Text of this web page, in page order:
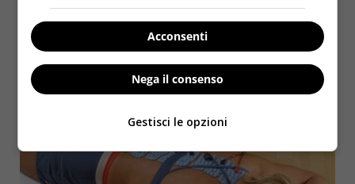
Redazione 12 Maggio 2014
Perdere peso, tonificare i muscoli, mantenersi in
forma, si può fare tutto questo in soli 20 minuti?...
Read More
Acconsenti
Nega il consenso
Gestisci le opzioni